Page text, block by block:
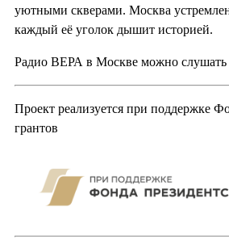
уютными скверами. Москва
каждый её уголок дышит историей.
Радио ВЕРА в Москве можно слушать
Проект реализуется при поддержке
грантов